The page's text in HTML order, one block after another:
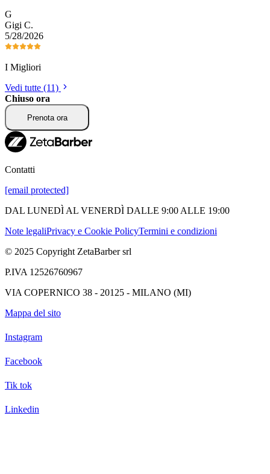
G
Gigi C.
5/28/2026
I Migliori
Vedi tutte (11)
Chiuso ora
Prenota ora
Contatti
[email protected]
DAL LUNEDÌ AL VENERDÌ DALLE 9:00 ALLE 19:00
Note legaliPrivacy e Cookie PolicyTermini e condizioni
© 2025 Copyright ZetaBarber srl
P.IVA 12526760967
VIA COPERNICO 38 - 20125 - MILANO (MI)
Mappa del sito
Instagram
Facebook
Tik tok
Linkedin